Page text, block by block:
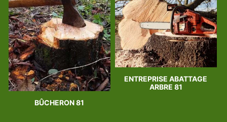
BÛCHERON 81
ENTREPRISE ABATTAGE
ARBRE 81